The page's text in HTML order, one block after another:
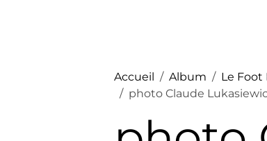
Accueil Album
Le Foot
photo Claude